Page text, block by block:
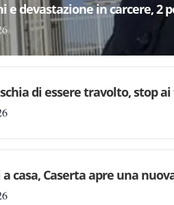
e devastazione in carcere, 2
di essere travolto, stop
casa, Caserta apre una